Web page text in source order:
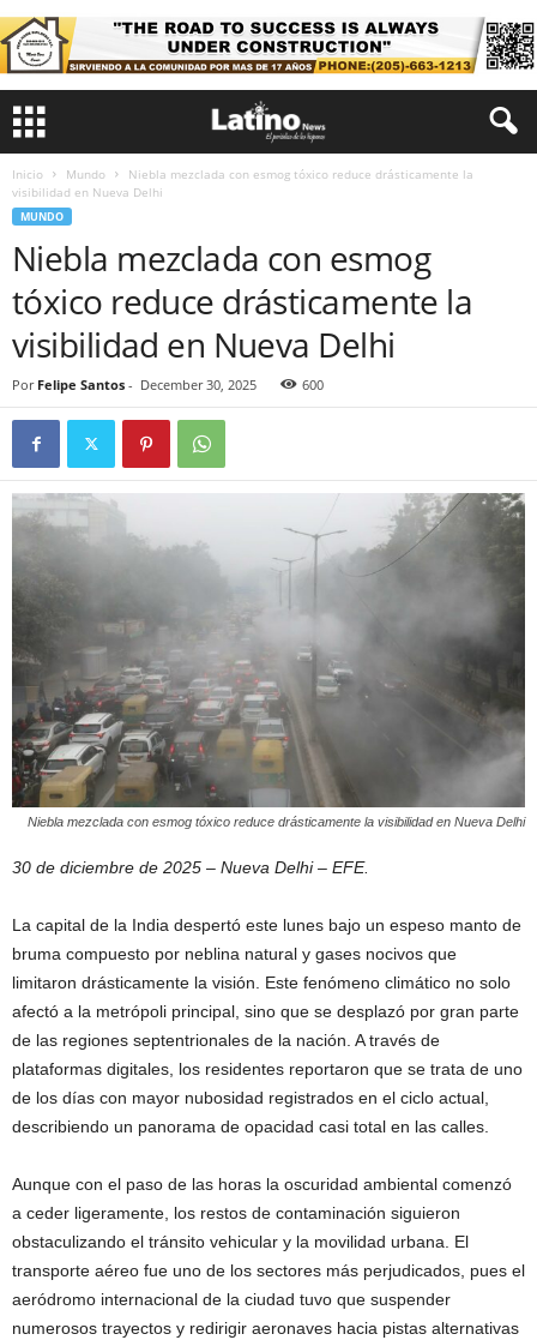
Inicio Mundo
Niebla mezclada con esmog tóxico reduce drásticamente la
visibilidad en Nueva Delhi
MUNDO
Niebla mezclada con esmog
tóxico reduce drásticamente la
visibilidad en Nueva Delhi
Por Felipe Santos - December 30, 2025 600
Niebla mezclada con esmog tóxico reduce drásticamente la visibilidad en Nueva Delhi
30 de diciembre de 2025 – Nueva Delhi – EFE.
La capital de la India despertó este lunes bajo un espeso manto de
bruma compuesto por neblina natural y gases nocivos que
limitaron drásticamente la visión. Este fenómeno climático no solo
afectó a la metrópoli principal, sino que se desplazó por gran parte
de las regiones septentrionales de la nación. A través de
plataformas digitales, los residentes reportaron que se trata de uno
de los días con mayor nubosidad registrados en el ciclo actual,
describiendo un panorama de opacidad casi total en las calles.
Aunque con el paso de las horas la oscuridad ambiental comenzó
a ceder ligeramente, los restos de contaminación siguieron
obstaculizando el tránsito vehicular y la movilidad urbana. El
transporte aéreo fue uno de los sectores más perjudicados, pues el
aeródromo internacional de la ciudad tuvo que suspender
numerosos trayectos y redirigir aeronaves hacia pistas alternativas